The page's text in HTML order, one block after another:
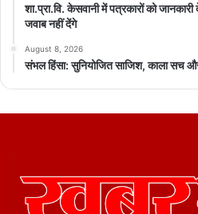
शा.प्रा.वि. केसवानी में पत्रकारों को
जवाब नहीं देंगे
August 8, 2026
संभल हिंसा: सुनियोजित साजिश, काला सच